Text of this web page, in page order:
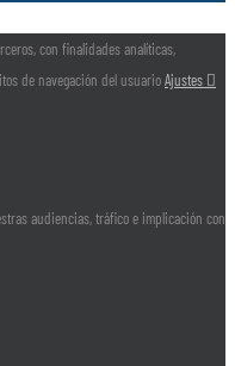
con finalidades analíticas,
de navegación del usuarioAjustes
audiencias, tráfico e implicación con